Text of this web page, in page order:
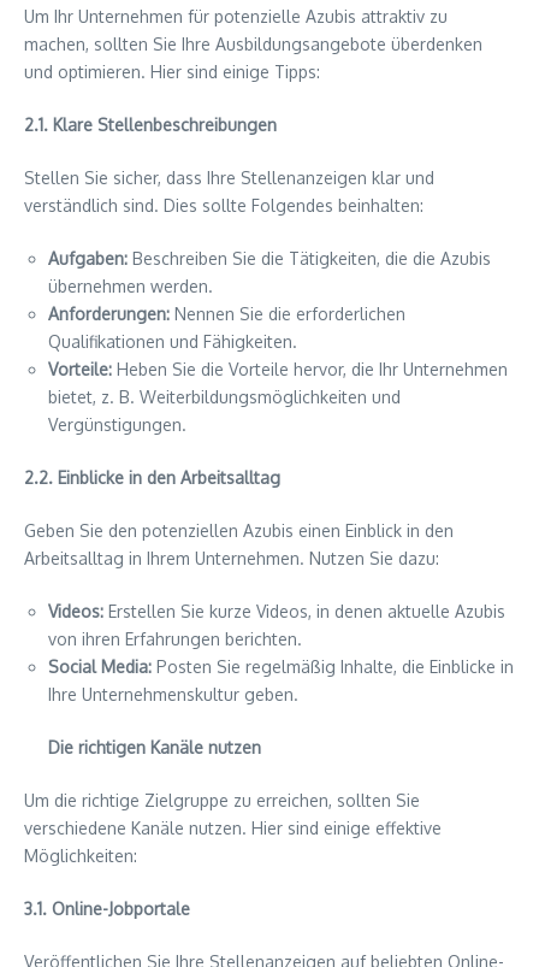
Um Ihr Unternehmen für potenzielle Azubis attraktiv zu
machen, sollten Sie Ihre Ausbildungsangebote überdenken
und optimieren. Hier sind einige Tipps:
2.1. Klare Stellenbeschreibungen
Stellen Sie sicher, dass Ihre Stellenanzeigen klar und
verständlich sind. Dies sollte Folgendes beinhalten:
Aufgaben: Beschreiben Sie die Tätigkeiten, die die Azubis
übernehmen werden.
Anforderungen: Nennen Sie die erforderlichen
Qualifikationen und Fähigkeiten.
Vorteile: Heben Sie die Vorteile hervor, die Ihr Unternehmen
bietet, z. B. Weiterbildungsmöglichkeiten und
Vergünstigungen.
2.2. Einblicke in den Arbeitsalltag
Geben Sie den potenziellen Azubis einen Einblick in den
Arbeitsalltag in Ihrem Unternehmen. Nutzen Sie dazu:
Videos: Erstellen Sie kurze Videos, in denen aktuelle Azubis
von ihren Erfahrungen berichten.
Social Media: Posten Sie regelmäßig Inhalte, die Einblicke in
Ihre Unternehmenskultur geben.
Die richtigen Kanäle nutzen
Um die richtige Zielgruppe zu erreichen, sollten Sie
verschiedene Kanäle nutzen. Hier sind einige effektive
Möglichkeiten:
3.1. Online-Jobportale
Veröffentlichen Sie Ihre Stellenanzeigen auf beliebten Online-